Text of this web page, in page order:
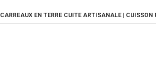
CARREAUX EN TERRE CUITE ARTISANALE | CUISSON